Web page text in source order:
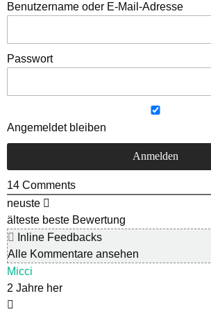
Benutzername oder E-Mail-Adresse
Passwort
Angemeldet bleiben
14 Comments
neuste
älteste beste Bewertung
Inline Feedbacks
Alle Kommentare ansehen
Micci
2 Jahre her